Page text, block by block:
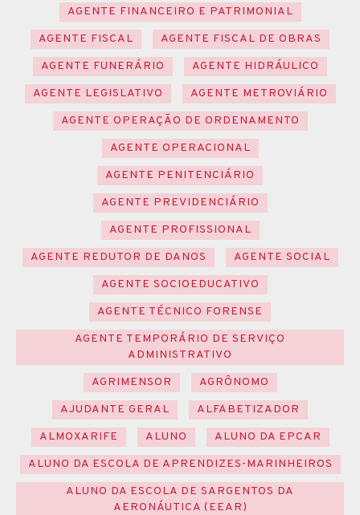
AGENTE FINANCEIRO E PATRIMONIAL
AGENTE FISCAL
AGENTE FISCAL DE OBRAS
AGENTE FUNERÁRIO
AGENTE HIDRÁULICO
AGENTE LEGISLATIVO
AGENTE METROVIÁRIO
AGENTE OPERAÇÃO DE ORDENAMENTO
AGENTE OPERACIONAL
AGENTE PENITENCIÁRIO
AGENTE PREVIDENCIÁRIO
AGENTE PROFISSIONAL
AGENTE REDUTOR DE DANOS
AGENTE SOCIAL
AGENTE SOCIOEDUCATIVO
AGENTE TÉCNICO FORENSE
AGENTE TEMPORÁRIO DE SERVIÇO
ADMINISTRATIVO
AGRIMENSOR
AGRÔNOMO
AJUDANTE GERAL
ALFABETIZADOR
ALMOXARIFE
ALUNO
ALUNO DA EPCAR
ALUNO DA ESCOLA DE APRENDIZES-MARINHEIROS
ALUNO DA ESCOLA DE SARGENTOS DA
AERONÁUTICA (EEAR)